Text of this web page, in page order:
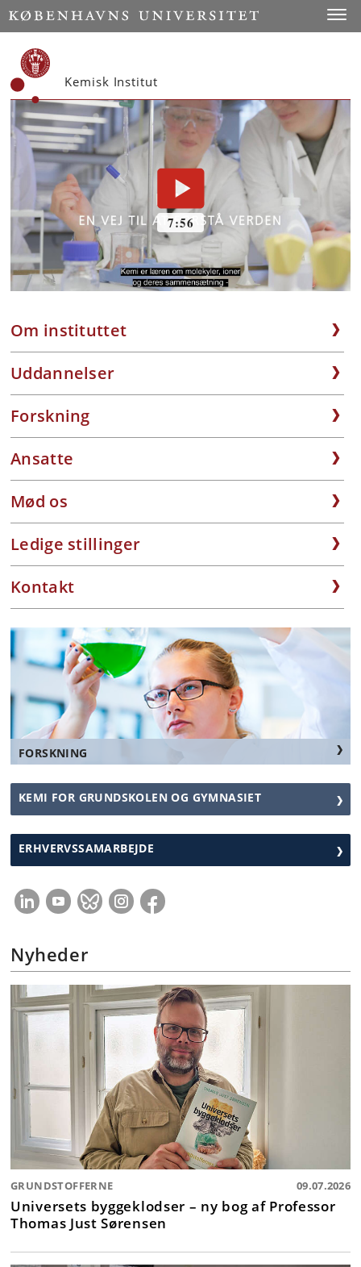
Start
Kemisk Institut
Om instituttet
Uddannelser
Forskning
Ansatte
Mød os
Ledige stillinger
Kontakt
FORSKNING
KEMI FOR GRUNDSKOLEN OG GYMNASIET
ERHVERVSSAMARBEJDE
Nyheder
GRUNDSTOFFERNE 09.07.2026
Universets byggeklodser – ny bog af Professor
Thomas Just Sørensen